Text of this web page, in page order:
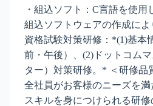
・組込ソフト：C言語を使用
組込ソフトウェアの作成によ
資格試験対策研修：*(1)基本
前・午後）、(2)ドットコム
ター）対策研修。* ＜研修品
全社員がお客様のニーズを
スキルを身につけられる研